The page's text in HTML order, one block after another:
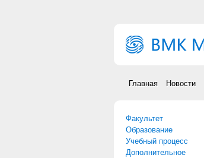
Главная Новости
Факультет
Образование
Учебный процесс
Дополнительное